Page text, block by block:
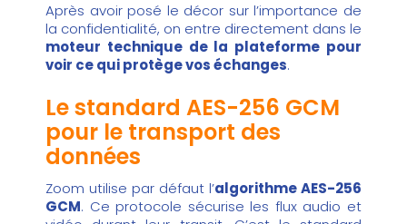
Après avoir posé le décor sur l’importance de
la confidentialité, on entre directement dans le
moteur technique de la plateforme pour
voir ce qui protège vos échanges.
Le standard AES-256 GCM
pour le transport des
données
Zoom utilise par défaut l’algorithme AES-256
GCM. Ce protocole sécurise les flux audio et